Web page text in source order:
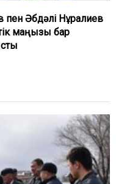
пен Әбдәлі Нұралиев
маңызы бар